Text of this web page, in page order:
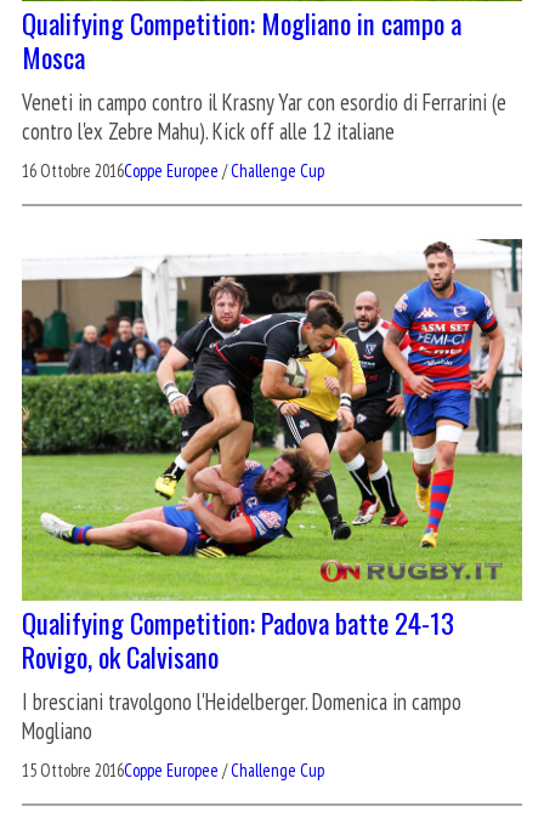
Qualifying Competition: Mogliano in campo a
Mosca
Veneti in campo contro il Krasny Yar con esordio di Ferrarini (e
contro l'ex Zebre Mahu). Kick off alle 12 italiane
16 Ottobre 2016Coppe Europee /Challenge Cup
Qualifying Competition: Padova batte 24-13
Rovigo, ok Calvisano
I bresciani travolgono l'Heidelberger. Domenica in campo
Mogliano
15 Ottobre 2016Coppe Europee /Challenge Cup